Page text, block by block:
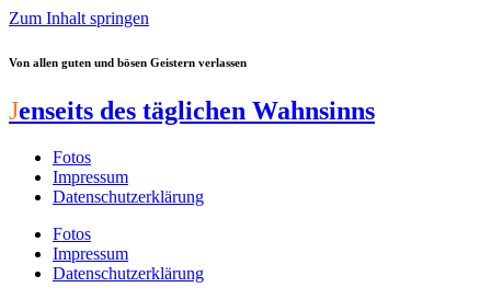
Zum Inhalt springen
Von allen guten und bösen Geistern verlassen
Jenseits des täglichen Wahnsinns
Fotos
Impressum
Datenschutzerklärung
Fotos
Impressum
Datenschutzerklärung